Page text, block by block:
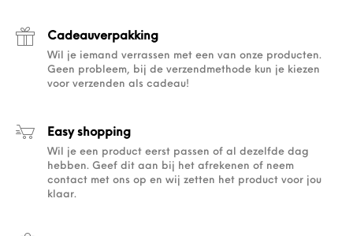
Cadeauverpakking
Wil je iemand verrassen met een van onze producten.
Geen probleem, bij de verzendmethode kun je kiezen
voor verzenden als cadeau!
Easy shopping
Wil je een product eerst passen of al dezelfde dag
hebben. Geef dit aan bij het afrekenen of neem
contact met ons op en wij zetten het product voor jou
klaar.